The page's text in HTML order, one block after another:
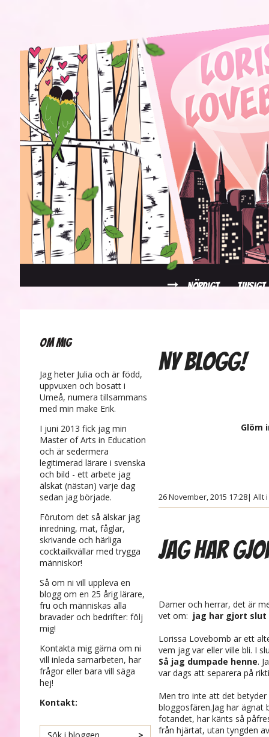
NÖRDIGT TJUSIGT
NY BLOGG!
Glöm
26 November, 2015 17:28| Allt
JAG HAR
Damer och herrar, det är
vet om: jag har gjort slut
Lorissa Lovebomb är ett
vem jag var eller ville bli. I
Så jag dumpade henne.
var dags att separera på
Men tro inte att det
bloggosfären.Jag har
fotandet, har känts så
från hjärtat, utan tyngden
Om mig
Jag heter Julia och är född,
uppvuxen och bosatt i
Umeå, numera tillsammans
med min make Erik.
I juni 2013 fick jag min
Master of Arts in Education
och är sedermera
legitimerad lärare i svenska
och bild - ett arbete jag
älskat (nästan) varje dag
sedan jag började.
Förutom det så älskar jag
inredning, mat, fåglar,
skrivande och härliga
cocktailkvällar med trygga
människor!
Så om ni vill uppleva en
blogg om en 25 årig lärare,
fru och människas alla
bravader och bedrifter: följ
mig!
Kontakta mig gärna om ni
vill inleda samarbeten, har
frågor eller bara vill säga
hej!
Kontakt: